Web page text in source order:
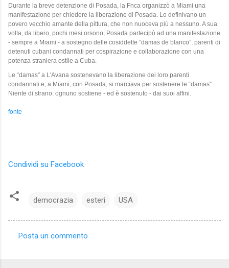
Durante la breve detenzione di Posada, la Fnca organizzò a Miami una
manifestazione per chiedere la liberazione di Posada. Lo definivano un
povero vecchio amante della pittura, che non nuoceva più a nessuno. A sua
volta, da libero, pochi mesi orsono, Posada partecipò ad una manifestazione
- sempre a Miami - a sostegno delle cosiddette “damas de blanco”, parenti di
detenuti cubani condannati per cospirazione e collaborazione con una
potenza straniera ostile a Cuba.
Le “damas” a L'Avana sostenevano la liberazione dei loro parenti
condannati e, a Miami, con Posada, si marciava per sostenere le “damas” .
Niente di strano: ognuno sostiene - ed è sostenuto - dai suoi affini.
fonte
Condividi su Facebook
democrazia esteri USA
Posta un commento